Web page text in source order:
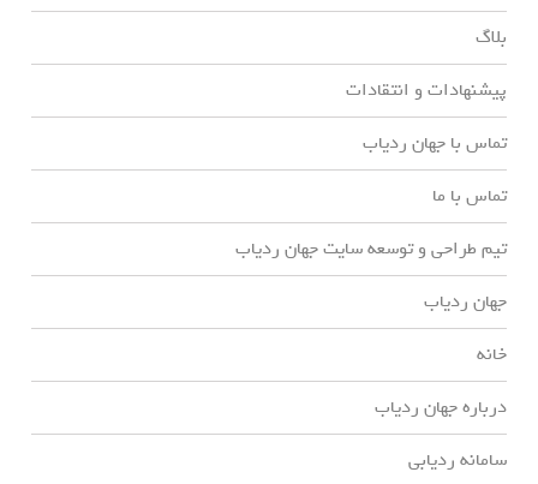
بلاگ
پیشنهادات و انتقادات
تماس با جهان ردیاب
تماس با ما
تیم طراحی و توسعه سایت جهان ردیاب
جهان ردیاب
خانه
درباره جهان ردیاب
سامانه ردیابی